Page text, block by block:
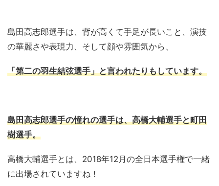
島田高志郎選手は、背が高くて手足が長いこと、演技
の華麗さや表現力、そして顔や雰囲気から、
「第二の羽生結弦選手」と言われたりもしています。
島田高志郎選手の憧れの選手は、高橋大輔選手と町田
樹選手。
高橋大輔選手とは、2018年12月の全日本選手権で一緒
に出場されていますね！